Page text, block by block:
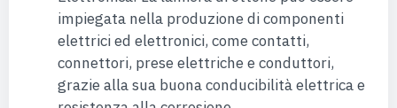
impiegata nella produzione di componenti
elettrici ed elettronici, come contatti,
connettori, prese elettriche e conduttori,
grazie alla sua buona conducibilità elettrica e